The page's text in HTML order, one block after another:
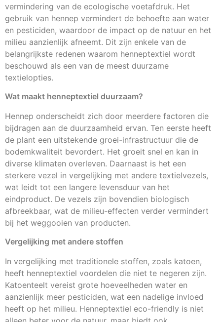
vermindering van de ecologische voetafdruk. Het
gebruik van hennep vermindert de behoefte aan water
en pesticiden, waardoor de impact op de natuur en het
milieu aanzienlijk afneemt. Dit zijn enkele van de
belangrijkste redenen waarom henneptextiel wordt
beschouwd als een van de meest duurzame
textielopties.
Wat maakt henneptextiel duurzaam?
Hennep onderscheidt zich door meerdere factoren die
bijdragen aan de duurzaamheid ervan. Ten eerste heeft
de plant een uitstekende groei-infrastructuur die de
bodemkwaliteit bevordert. Het groeit snel en kan in
diverse klimaten overleven. Daarnaast is het een
sterkere vezel in vergelijking met andere textielvezels,
wat leidt tot een langere levensduur van het
eindproduct. De vezels zijn bovendien biologisch
afbreekbaar, wat de milieu-effecten verder vermindert
bij het weggooien van producten.
Vergelijking met andere stoffen
In vergelijking met traditionele stoffen, zoals katoen,
heeft henneptextiel voordelen die niet te negeren zijn.
Katoenteelt vereist grote hoeveelheden water en
aanzienlijk meer pesticiden, wat een nadelige invloed
heeft op het milieu. Henneptextiel eco-friendly is niet